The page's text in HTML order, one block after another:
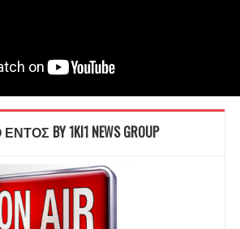
BY 1KI1 NEWS GROUP